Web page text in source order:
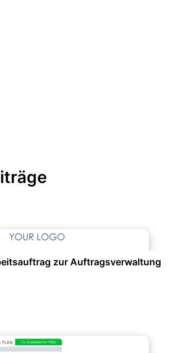
zur Auftragsverwaltung